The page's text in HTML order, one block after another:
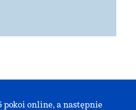
pokoi online, a następnie